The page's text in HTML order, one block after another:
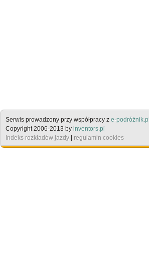
Serwis prowadzony przy współpracy z e-podróżnik.pl
Copyright 2006-2013 by inventors.pl
Indeks rozkładów jazdy
regulamin cookies